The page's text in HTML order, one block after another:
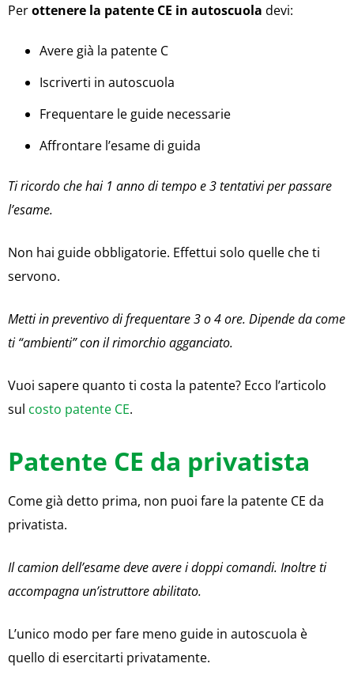
Perottenere la patente CE in autoscuola devi:
Avere già la patente C
Iscriverti in autoscuola
Frequentare le guide necessarie
Affrontare l’esame di guida
Ti ricordo che hai 1 anno di tempo e 3 tentativi per passare
l’esame.
Non hai guide obbligatorie. Effettui solo quelle che ti
servono.
Metti in preventivo di frequentare 3 o 4 ore. Dipende da come
ti “ambienti” con il rimorchio agganciato.
Vuoi sapere quanto ti costa la patente? Ecco l’articolo
sul costo patente CE.
Patente CE da privatista
Come già detto prima, non puoi fare la patente CE da
privatista.
Il camion dell’esame deve avere i doppi comandi. Inoltre ti
accompagna un’istruttore abilitato.
L’unico modo per fare meno guide in autoscuola è
quello di esercitarti privatamente.